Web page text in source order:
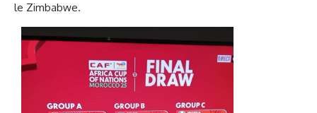
le Zimbabwe.